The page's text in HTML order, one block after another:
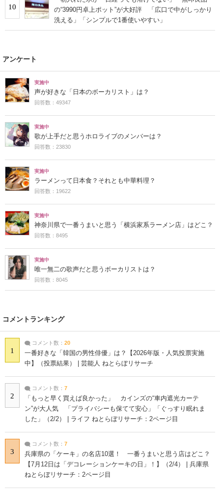
10
の“3990円卓上ポット”が大好評 「広口で中がしっかり
洗える」「シンプルで1番使いやすい」
アンケート
実施中
声が好きな「日本のボーカリスト」は？
回答数：49347
実施中
歌が上手だと思うホロライブのメンバーは？
回答数：23830
実施中
ラーメンって日本食？それとも中華料理？
回答数：19622
実施中
神奈川県で一番うまいと思う「横浜家系ラーメン店」はどこ？
回答数：8495
実施中
唯一無二の歌声だと思うボーカリストは？
回答数：8045
コメントランキング
1
コメント数： 20
一番好きな「韓国の男性俳優」は？【2026年版・人気投票実施
中】（投票結果） | 芸能人 ねとらぼリサーチ
2
コメント数： 7
「もっと早く買えば良かった」 カインズの“車内遮光カーテ
ン”が大人気 「プライバシーも保てて安心」「ぐっすり眠れま
した」（2/2） | ライフ ねとらぼリサーチ：2ページ目
3
コメント数： 7
兵庫県の「ケーキ」の名店10選！ 一番うまいと思う店はどこ？
【7月12日は「デコレーションケーキの日」！】（2/4） | 兵庫県
ねとらぼリサーチ：2ページ目